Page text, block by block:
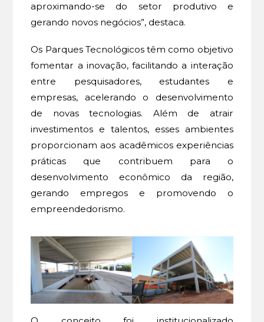
aproximando-se do setor produtivo e
gerando novos negócios”, destaca.
Os Parques Tecnológicos têm como objetivo
fomentar a inovação, facilitando a interação
entre pesquisadores, estudantes e
empresas, acelerando o desenvolvimento
de novas tecnologias. Além de atrair
investimentos e talentos, esses ambientes
proporcionam aos acadêmicos experiências
práticas que contribuem para o
desenvolvimento econômico da região,
gerando empregos e promovendo o
empreendedorismo.